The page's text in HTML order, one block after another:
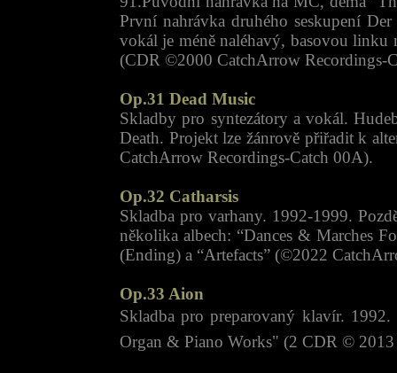
První nahrávka druhého seskupení
vokál je méně naléhavý, basovou linku
(CDR ©2000 CatchArrow Recordings-
Op.31 Dead Music
Skladby pro syntezátory a vokál.
Death. Projekt lze žánrově přiřadit k
CatchArrow Recordings-Catch 00A).
Op.32 Catharsis
Skladba pro varhany. 1992-1999.
několika albech: “Dances & Marches
(Ending) a “Artefacts” (©2022
Op.33 Aion
Skladba pro preparovaný klavír.
Organ & Piano Works" (2 CDR © 2013